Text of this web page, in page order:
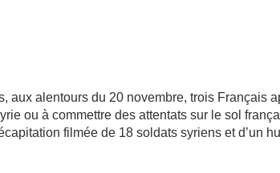
aux alentours du 20 novembre, trois Français
ou à commettre des attentats sur le sol
filmée de 18 soldats syriens et d’un